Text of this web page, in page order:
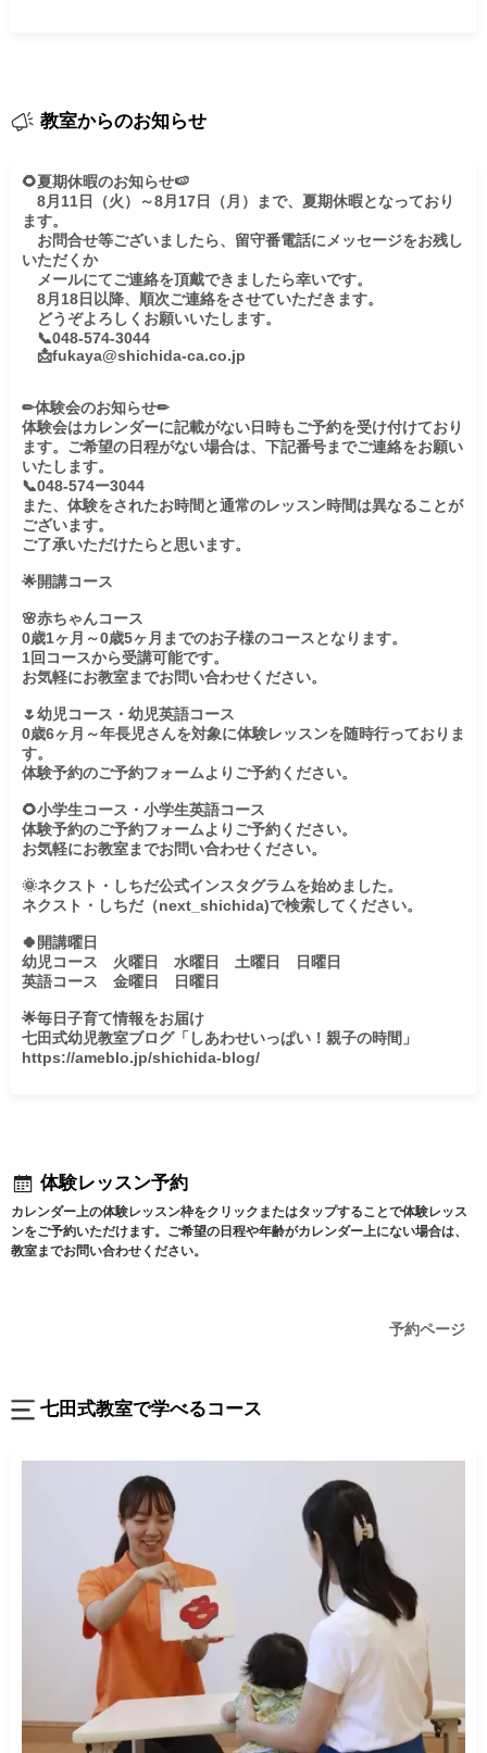
教室からのお知らせ
🌻夏期休暇のお知らせ🍉
8月11日（火）～8月17日（月）まで、夏期休暇となっており
ます。
お問合せ等ございましたら、留守番電話にメッセージをお残し
いただくか
メールにてご連絡を頂戴できましたら幸いです。
8月18日以降、順次ご連絡をさせていただきます。
どうぞよろしくお願いいたします。
📞048‐574-3044
📩fukaya@shichida-ca.co.jp
✏体験会のお知らせ✏
体験会はカレンダーに記載がない日時もご予約を受け付けており
ます。ご希望の日程がない場合は、下記番号までご連絡をお願い
いたします。
📞048-574ー3044
また、体験をされたお時間と通常のレッスン時間は異なることが
ございます。
ご了承いただけたらと思います。
🌟開講コース
🌸赤ちゃんコース
0歳1ヶ月～0歳5ヶ月までのお子様のコースとなります。
1回コースから受講可能です。
お気軽にお教室までお問い合わせください。
🌷幼児コース・幼児英語コース
0歳6ヶ月～年長児さんを対象に体験レッスンを随時行っておりま
す。
体験予約のご予約フォームよりご予約ください。
🌻小学生コース・小学生英語コース
体験予約のご予約フォームよりご予約ください。
お気軽にお教室までお問い合わせください。
🌞ネクスト・しちだ公式インスタグラムを始めました。
ネクスト・しちだ（next_shichida)で検索してください。
🍀開講曜日
幼児コース　火曜日　水曜日　土曜日　日曜日
英語コース　金曜日　日曜日
🌟毎日子育て情報をお届け
七田式幼児教室ブログ「しあわせいっぱい！親子の時間」
https://ameblo.jp/shichida-blog/
体験レッスン予約
カレンダー上の体験レッスン枠をクリックまたはタップすることで体験レッス
ンをご予約いただけます。ご希望の日程や年齢がカレンダー上にない場合は、
教室までお問い合わせください。
予約ページ
七田式教室で学べるコース